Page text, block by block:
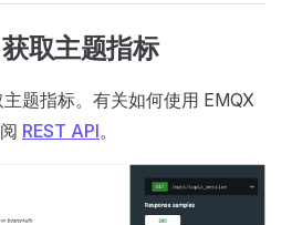
取主题指标
题指标。有关如何使用 EMQX
REST API。